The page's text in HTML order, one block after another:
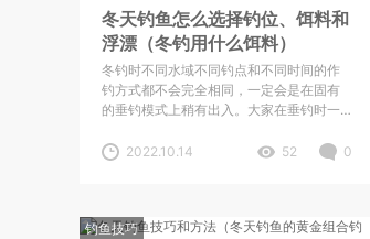
冬天钓鱼怎么选择钓位、饵料和
浮漂（冬钓用什么饵料）
冬钓时不同水域不同钓点和不同时间的作
钓方式都不会完全相同，一定会是在固有
的垂钓模式上稍有出入。大家在垂钓时一
钓时间来举例，现在冬季气温低，但有的
不同时间段去钓鱼，所采用的钓法稍作调
2022.10.14 52 0
钓鱼技巧